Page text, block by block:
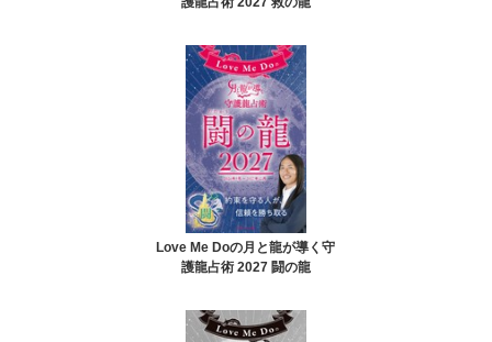
Love Me Doの月と龍が導く守
護龍占術 2027 闘の龍